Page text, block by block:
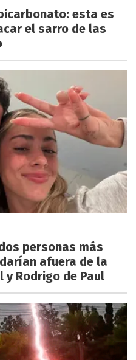
esta es
el sarro de las
personas más
afuera de la
y Rodrigo de Paul